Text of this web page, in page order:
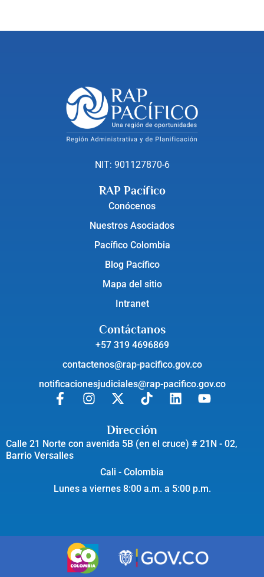
NIT: 901127870-6
RAP Pacífico
Conócenos
Nuestros Asociados
Pacífico Colombia
Blog Pacífico
Mapa del sitio
Intranet
Contáctanos
+57 319 4696869
contactenos@rap-pacifico.gov.co
notificacionesjudiciales@rap-pacifico.gov.co
Dirección
Calle 21 Norte con avenida 5B (en el cruce) # 21N - 02,
Barrio Versalles
Cali - Colombia
Lunes a viernes 8:00 a.m. a 5:00 p.m.